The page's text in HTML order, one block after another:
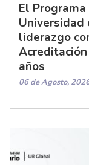
El
Universidad
liderazgo
años
06 de Agosto,